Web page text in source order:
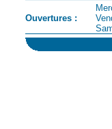
Ouvertures :